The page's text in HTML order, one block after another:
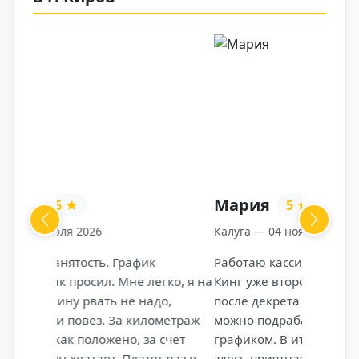
Мария
Калуга — 04 ноября 2025
Работаю кассиром в ресторане Бургер
Кинг уже второй год. Пришла сюда
после декрета — искала место, где
можно подрабатывать с гибким
графиком. В итоге осталась, потому что
Previous Next